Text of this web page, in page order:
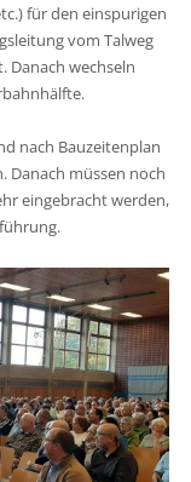
für den einspurigen
vom Talweg
Danach wechseln
nach Bauzeitenplan
Danach müssen noch
eingebracht werden,